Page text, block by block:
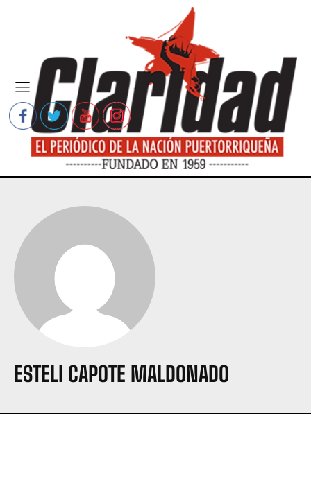
ESTELI CAPOTE MALDONADO